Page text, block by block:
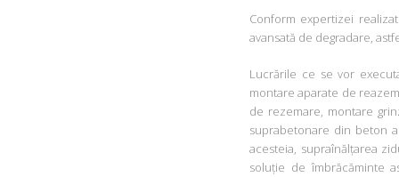
Conform expertizei
avansată de degradare,
Lucrările ce se vor
montare aparate de
de rezemare, montare
suprabetonare din beton
acesteia, supraînălțarea
soluție de îmbrăcăminte